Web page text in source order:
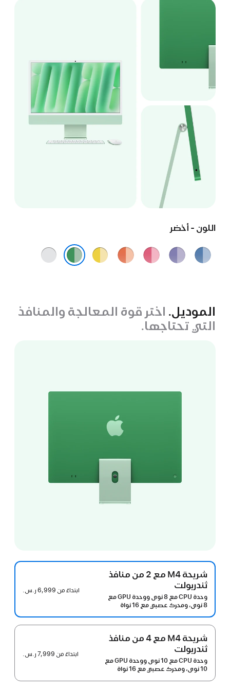
اللون - أخضر
أزرق ليلكي وردي برتقالي أصفر فضي
الموديل. اختر قوة المعالجة والمنافذ
التي تحتاجها.
شريحة M4 مع 2 من منافذ
ثندربولت
وحدة CPU مع 8 نوى ووحدة GPU مع
8 نوى، ومحرك عصبي مع 16 نواة
ابتداءً من 6,999 ر.س.‏
شريحة M4 مع 4 من منافذ
ثندربولت
وحدة CPU مع 10 نوى ووحدة GPU مع
10 نوى، ومحرك عصبي مع 16 نواة
ابتداءً من 7,999 ر.س.‏